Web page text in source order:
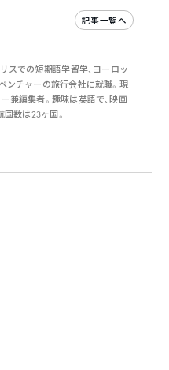
記事一覧へ
スでの短期語学留学、ヨーロッ
ンチャーの旅行会社に就職。現
兼編集者。趣味は英語で、映画
数は23ヶ国。